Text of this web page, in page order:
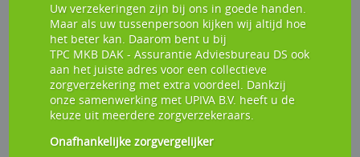
Uw verzekeringen zijn bij ons in goede handen.
Maar als uw tussenpersoon kijken wij altijd hoe
het beter kan. Daarom bent u bij
TPC MKB DAK - Assurantie Adviesbureau DS ook
aan het juiste adres voor een collectieve
zorgverzekering met extra voordeel. Dankzij
onze samenwerking met UPIVA B.V. heeft u de
keuze uit meerdere zorgverzekeraars.
Onafhankelijke zorgvergelijker